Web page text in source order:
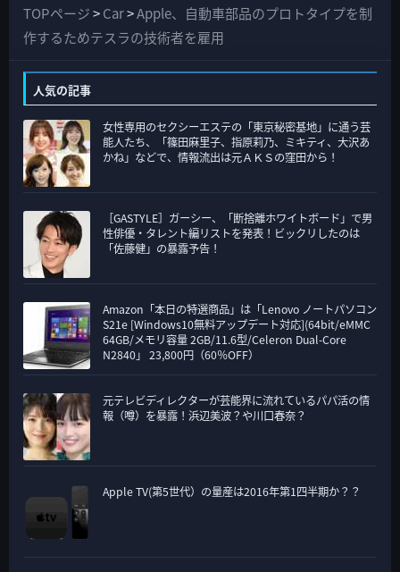
て
の
ゴ
リ
ー
TOPページ>Car>Apple、自動車部品のプロトタイプを制
作するためテスラの技術者を雇用
人気の記事
女性専用のセクシーエステの「東京秘密基地」に通う芸
能人たち、「篠田麻里子、指原莉乃、ミキティ、大沢あ
かね」などで、情報流出は元ＡＫＳの窪田から！
［GASTYLE］ガーシー、「断捨離ホワイトボード」で男
性俳優・タレント編リストを発表！ビックリしたのは
「佐藤健」の暴露予告！
Amazon「本日の特選商品」は「Lenovo ノートパソコン
S21e [Windows10無料アップデート対応](64bit/eMMC
64GB/メモリ容量 2GB/11.6型/Celeron Dual-Core
N2840」 23,800円（60％OFF）
元テレビディレクターが芸能界に流れているパパ活の情
報（噂）を暴露！浜辺美波？や川口春奈？
Apple TV(第5世代）の量産は2016年第1四半期か？？